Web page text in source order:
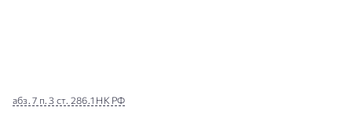
абз. 7 п. 3 ст. 286.1 НК РФ